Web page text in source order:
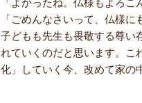
「ごめんなさいって、仏様に
子どもも先生も畏敬する尊い
れていくのだと思います。こ
化」していく今、改めて家の